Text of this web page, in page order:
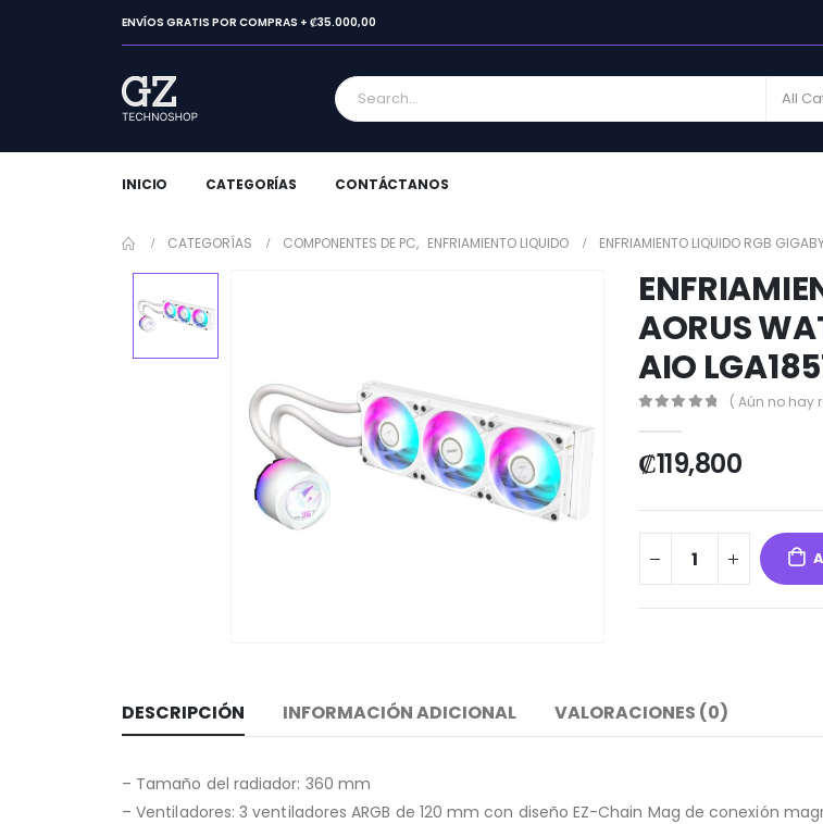
ENVÍOS GRATIS POR COMPRAS + ₡35.000,00
All
INICIO CATEGORÍAS CONTÁCTANOS
CATEGORÍAS COMPONENTES DE PC, ENFRIAMIENTO LIQUIDO ENFRIAMIENTO LIQUIDO RGB
AORUS
AIO
( Aún no hay
₡119,800
DESCRIPCIÓN INFORMACIÓN ADICIONAL VALORACIONES (0)
– Tamaño del radiador: 360 mm
– Ventiladores: 3 ventiladores ARGB de 120 mm con diseño EZ-Chain Mag de conexión